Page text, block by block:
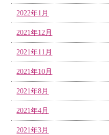
2022年1月
2021年12月
2021年11月
2021年10月
2021年8月
2021年4月
2021年3月